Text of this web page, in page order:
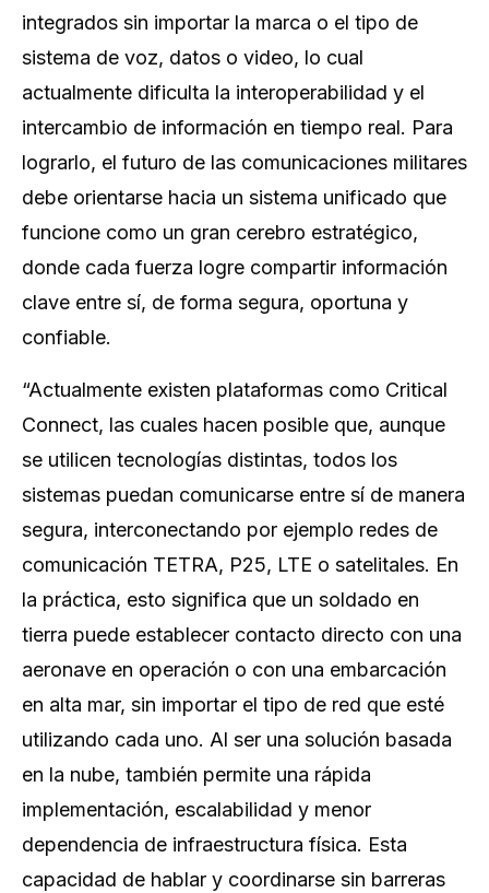
integrados sin importar la marca o el tipo de
sistema de voz, datos o video, lo cual
actualmente dificulta la interoperabilidad y el
intercambio de información en tiempo real. Para
lograrlo, el futuro de las comunicaciones militares
debe orientarse hacia un sistema unificado que
funcione como un gran cerebro estratégico,
donde cada fuerza logre compartir información
clave entre sí, de forma segura, oportuna y
confiable.
“Actualmente existen plataformas como Critical
Connect, las cuales hacen posible que, aunque
se utilicen tecnologías distintas, todos los
sistemas puedan comunicarse entre sí de manera
segura, interconectando por ejemplo redes de
comunicación TETRA, P25, LTE o satelitales. En
la práctica, esto significa que un soldado en
tierra puede establecer contacto directo con una
aeronave en operación o con una embarcación
en alta mar, sin importar el tipo de red que esté
utilizando cada uno. Al ser una solución basada
en la nube, también permite una rápida
implementación, escalabilidad y menor
dependencia de infraestructura física. Esta
capacidad de hablar y coordinarse sin barreras